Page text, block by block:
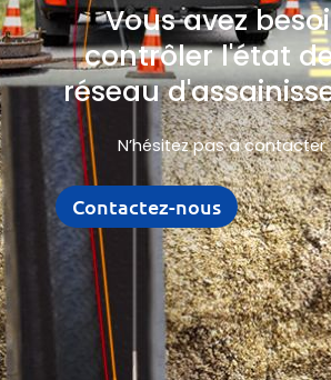
Vous avez
contrôler l'état
réseau
N’hésitez pas à contacter
Contactez-nous